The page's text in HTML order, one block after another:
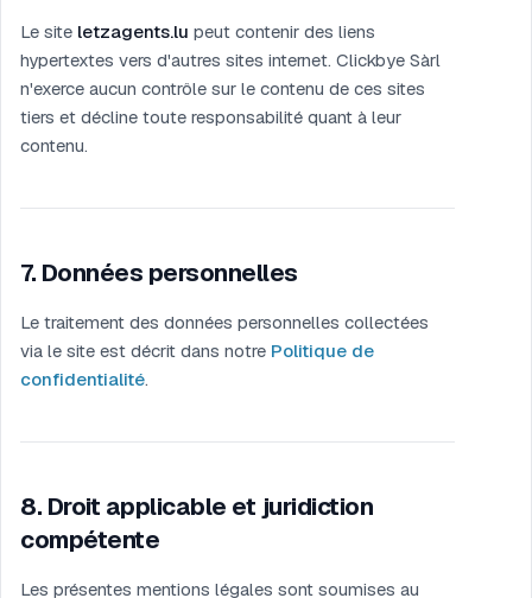
Le site letzagents.lu peut contenir des liens
hypertextes vers d'autres sites internet. Clickbye Sàrl
n'exerce aucun contrôle sur le contenu de ces sites
tiers et décline toute responsabilité quant à leur
contenu.
7. Données personnelles
Le traitement des données personnelles collectées
via le site est décrit dans notre Politique de
confidentialité.
8. Droit applicable et juridiction
compétente
Les présentes mentions légales sont soumises au